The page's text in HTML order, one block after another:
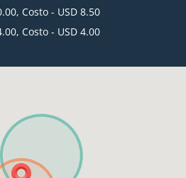
Costo - USD 8.50
Costo - USD 4.00